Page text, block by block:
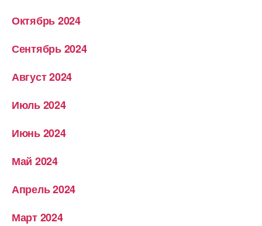
Октябрь 2024
Сентябрь 2024
Август 2024
Июль 2024
Июнь 2024
Май 2024
Апрель 2024
Март 2024